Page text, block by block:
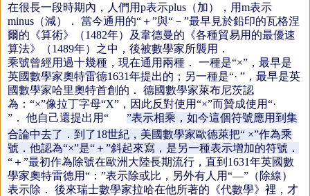
在很長一段時期內，人們用p表示plus（加），用m表示
minus（減）．
當今通用的“＋”與“－”最早見於鉛印的瓦格涅
爾的《算術》（1482年）及韋德曼的《各種貿易用的最優速
算法》（1489年）之中，後被數學家所襲用．
乘號曾經用過十幾種，現在通用兩種．
一種是“×”，最早是
英國數學家奧特雷德1631年提出的；另一種是“· ”，最早是英
國數學家哈里奧特首創的．
德國數學家萊布尼茨認
為：“×”像拉丁字母“X”，因此反對使用“×”而贊成使用“·
”．
他自己還提出用“
”表示相乘，如今這個符號應用到集
合論中去了．到了18世紀，美國數學家歐德萊把“ ×”作為乘
號．他認為“×”是“＋”斜起來寫，是另一種表示增加的符號．
“＋”最初作為除號在歐洲大陸長期流行，直到1631年英國數
學家奧特雷德用“：”表示除或比，另外有人用“—”（除線）
表示除．
後來瑞士數學家拉哈在他所著的《代數學》裡，才